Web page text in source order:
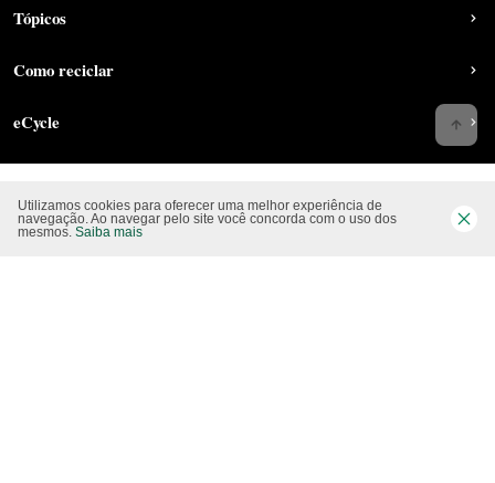
Tópicos
Como reciclar
eCycle
Siga-nos nas rede sociais
Utilizamos cookies para oferecer uma melhor experiência de
navegação. Ao navegar pelo site você concorda com o uso dos
mesmos. Saiba mais